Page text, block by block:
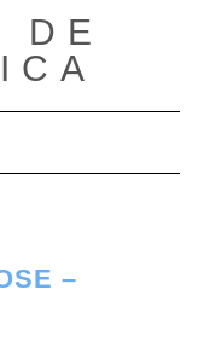
DE
de navegación
–